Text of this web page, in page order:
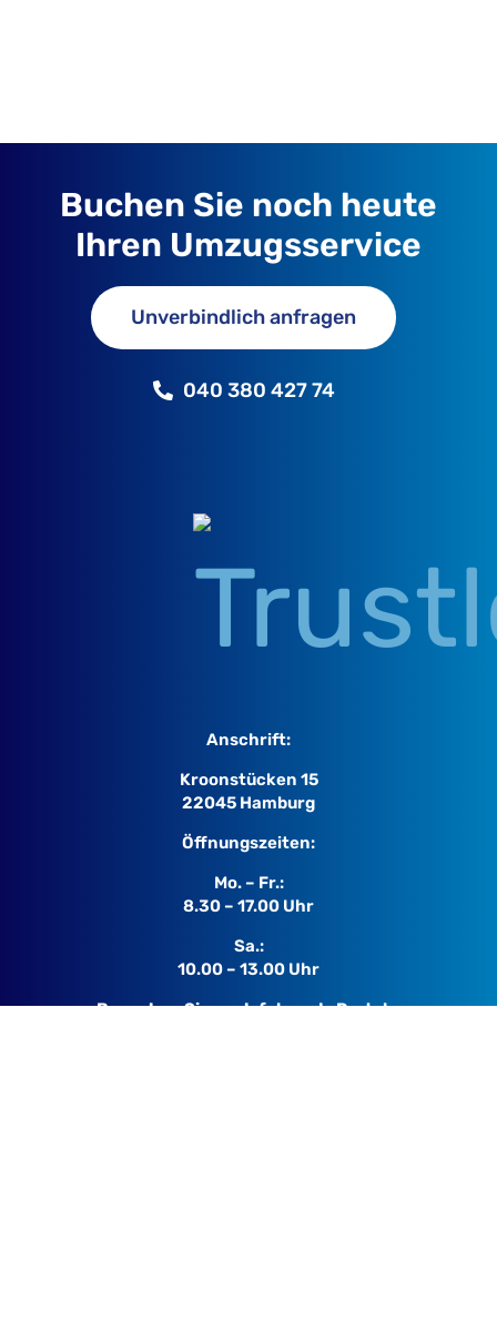
Buchen Sie noch heute
Ihren Umzugsservice
Unverbindlich anfragen
040 380 427 74
Anschrift:
Kroonstücken 15
22045 Hamburg
Öffnungszeiten:
Mo. – Fr.:
8.30 – 17.00 Uhr
Sa.:
10.00 – 13.00 Uhr
Besuchen Sie auch folgende Portale: